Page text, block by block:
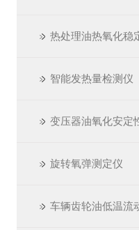
热处理油热氧化稳
智能发热量检测仪
变压器油氧化安定
旋转氧弹测定仪
车辆齿轮油低温流